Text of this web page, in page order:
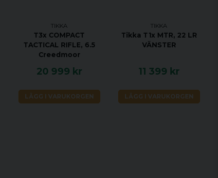
TIKKA
T3x COMPACT
TACTICAL RIFLE, 6.5
Creedmoor
20 999 kr
LÄGG I VARUKORGEN
TIKKA
Tikka T1x MTR, 22 LR
VÄNSTER
11 399 kr
LÄGG I VARUKORGEN
Legendarisk noggrannhet sedan 1918
Anpassa T3x -gevärets stil till din egen stil
design för att säkerställa intuitiv
användarvänlighet.